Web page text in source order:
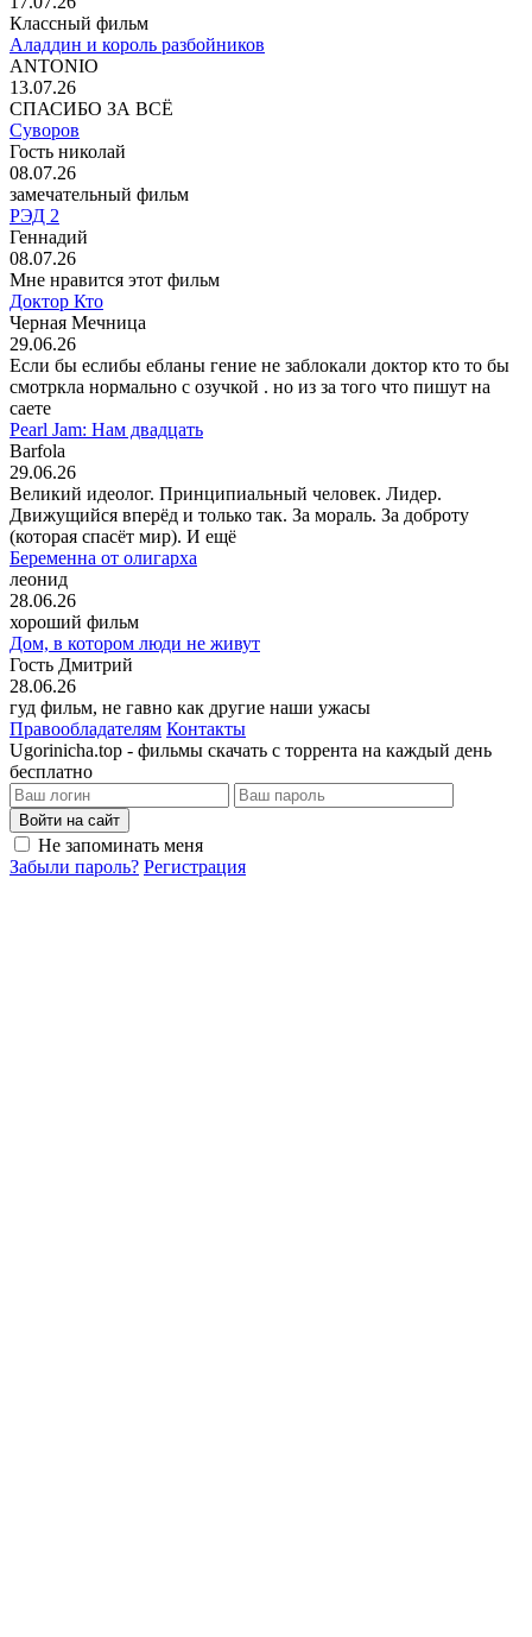
Классный фильм
Аладдин и король разбойников
ANTONIO
13.07.26
СПАСИБО ЗА ВСЁ
Суворов
Гость николай
08.07.26
замечательный фильм
РЭД 2
Геннадий
08.07.26
Мне нравится этот фильм
Доктор Кто
Черная Мечница
29.06.26
Если бы еслибы ебланы гение не заблокали доктор кто то бы
смотркла нормально с озучкой . но из за того что пишут на
саете
Pearl Jam: Нам двадцать
Barfola
29.06.26
Великий идеолог. Принципиальный человек. Лидер.
Движущийся вперёд и только так. За мораль. За доброту
(которая спасёт мир). И ещё
Беременна от олигарха
леонид
28.06.26
хороший фильм
Дом, в котором люди не живут
Гость Дмитрий
28.06.26
гуд фильм, не гавно как другие наши ужасы
Правообладателям Контакты
Ugorinicha.top - фильмы скачать с торрента на каждый день
бесплатно
Войти на сайт
Не запоминать меня
Забыли пароль? Регистрация